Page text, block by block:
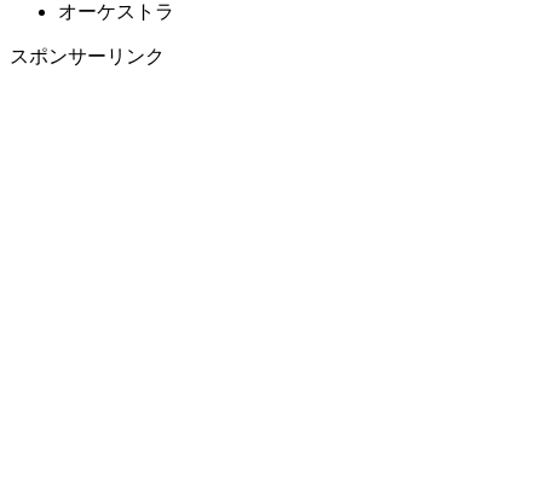
オーケストラ
スポンサーリンク